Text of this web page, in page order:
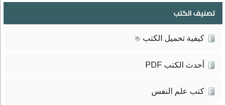
تصنيف الكتب
كيفية تحميل الكتب 📚
أحدث الكتب PDF
كتب علم النفس